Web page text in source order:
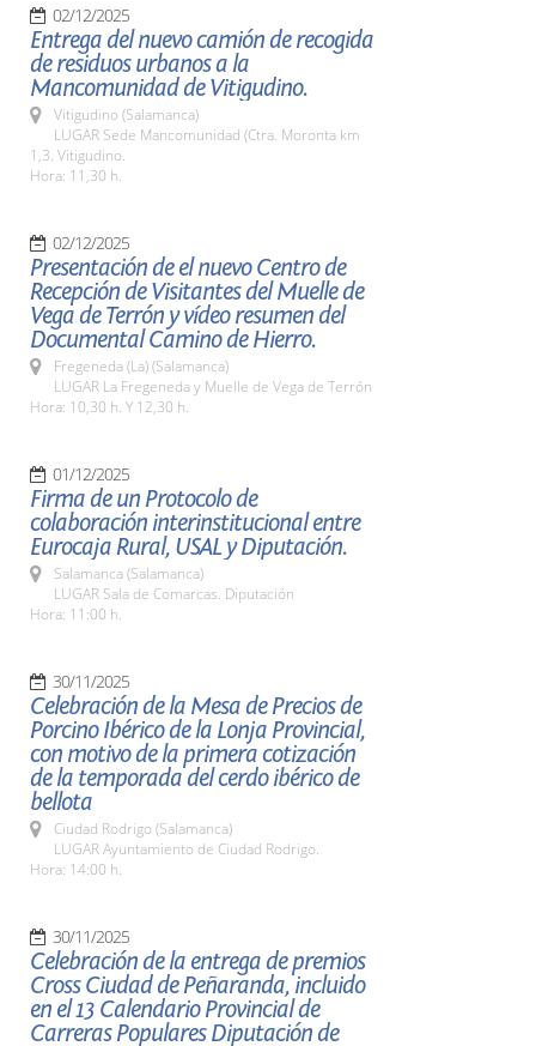
02/12/2025
Entrega del nuevo camión de recogida
de residuos urbanos a la
Mancomunidad de Vitigudino.
Vitigudino (Salamanca)
LUGAR Sede Mancomunidad (Ctra. Moronta km
1,3. Vitigudino.
Hora: 11,30 h.
02/12/2025
Presentación de el nuevo Centro de
Recepción de Visitantes del Muelle de
Vega de Terrón y vídeo resumen del
Documental Camino de Hierro.
Fregeneda (La) (Salamanca)
LUGAR La Fregeneda y Muelle de Vega de Terrón
Hora: 10,30 h. Y 12,30 h.
01/12/2025
Firma de un Protocolo de
colaboración interinstitucional entre
Eurocaja Rural, USAL y Diputación.
Salamanca (Salamanca)
LUGAR Sala de Comarcas. Diputación
Hora: 11:00 h.
30/11/2025
Celebración de la Mesa de Precios de
Porcino Ibérico de la Lonja Provincial,
con motivo de la primera cotización
de la temporada del cerdo ibérico de
bellota
Ciudad Rodrigo (Salamanca)
LUGAR Ayuntamiento de Ciudad Rodrigo.
Hora: 14:00 h.
30/11/2025
Celebración de la entrega de premios
Cross Ciudad de Peñaranda, incluido
en el 13 Calendario Provincial de
Carreras Populares Diputación de